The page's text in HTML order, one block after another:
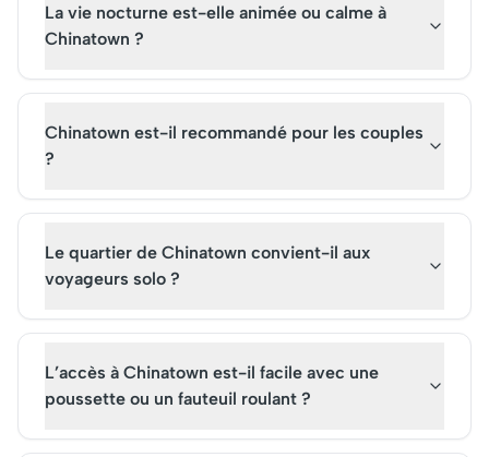
La vie nocturne est-elle animée ou calme à
Chinatown ?
Chinatown est-il recommandé pour les couples
?
Le quartier de Chinatown convient-il aux
voyageurs solo ?
L’accès à Chinatown est-il facile avec une
poussette ou un fauteuil roulant ?